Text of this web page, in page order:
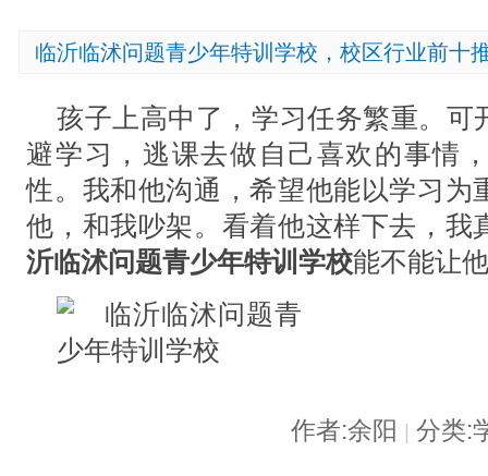
临沂临沭问题青少年特训学校，校区行业前十
孩子上高中了，学习任务繁重。可
避学习，逃课去做自己喜欢的事情
性。我和他沟通，希望他能以学习为
他，和我吵架。看着他这样下去，我
沂临沭问题青少年特训学校能不能让
作者:余阳 分类: